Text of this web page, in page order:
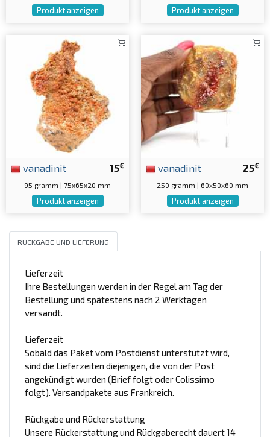
Produkt anzeigen Produkt anzeigen
15€
vanadinit
95 gramm | 75x65x20 mm
Produkt anzeigen
25€
vanadinit
250 gramm | 60x50x60 mm
Produkt anzeigen
RÜCKGABE UND LIEFERUNG
Lieferzeit
Ihre Bestellungen werden in der Regel am Tag der
Bestellung und spätestens nach 2 Werktagen
versandt.
Lieferzeit
Sobald das Paket vom Postdienst unterstützt wird,
sind die Lieferzeiten diejenigen, die von der Post
angekündigt wurden (Brief folgt oder Colissimo
folgt). Versandpakete aus Frankreich.
Rückgabe und Rückerstattung
Unsere Rückerstattung und Rückgaberecht dauert 14